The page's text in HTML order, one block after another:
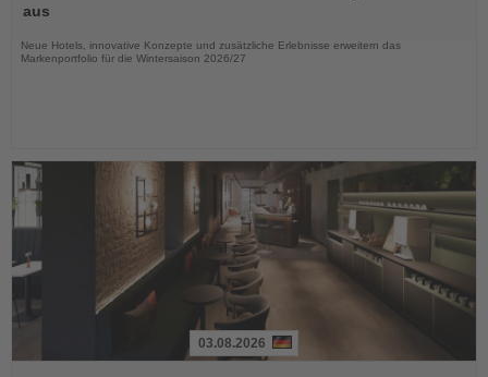
dieaus
Neue Hotels, innovative Konzepte und zusätzliche Erlebnisse erweitern das
Markenportfolio für die Wintersaison 2026/27
03.08.2026